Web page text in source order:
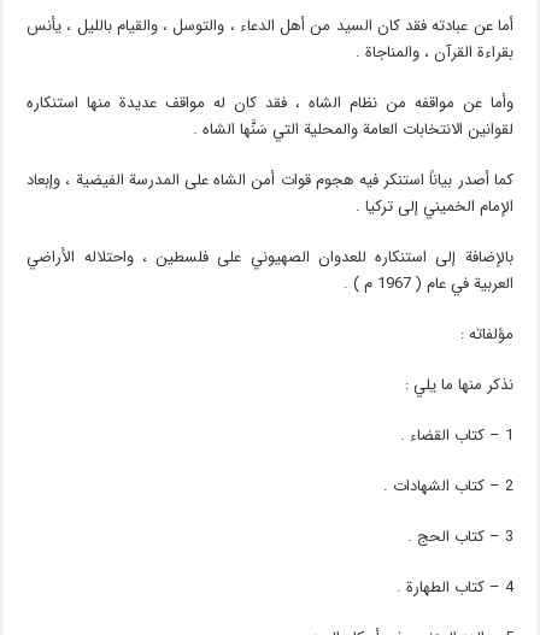
أما عن عبادته فقد كان السيد من أهل الدعاء ، والتوسل ، والقيام بالليل ، يأنس
بقراءة القرآن ، والمناجاة .
وأما عن مواقفه من نظام الشاه ، فقد كان له مواقف عديدة منها استنكاره
لقوانين الانتخابات العامة والمحلية التي سَنَّها الشاه .
كما أصدر بياناً استنكر فيه هجوم قوات أمن الشاه على المدرسة الفيضية ، وإبعاد
الإمام الخميني إلى تركيا .
بالإضافة إلى استنكاره للعدوان الصهيوني على فلسطين ، واحتلاله الأراضي
العربية في عام ( 1967 م ) .
مؤلفاته :
نذكر منها ما يلي :
1 – كتاب القضاء .
2 – كتاب الشهادات .
3 – كتاب الحج .
4 – كتاب الطهارة .